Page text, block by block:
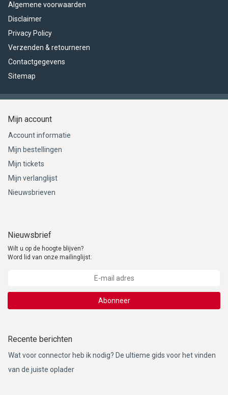
Algemene voorwaarden
Disclaimer
Privacy Policy
Verzenden & retourneren
Contactgegevens
Sitemap
Mijn account
Account informatie
Mijn bestellingen
Mijn tickets
Mijn verlanglijst
Nieuwsbrieven
Nieuwsbrief
Wilt u op de hoogte blijven?
Word lid van onze mailinglijst:
Abonneer
Recente berichten
Wat voor connector heb ik nodig? De ultieme gids voor het vinden
van de juiste oplader